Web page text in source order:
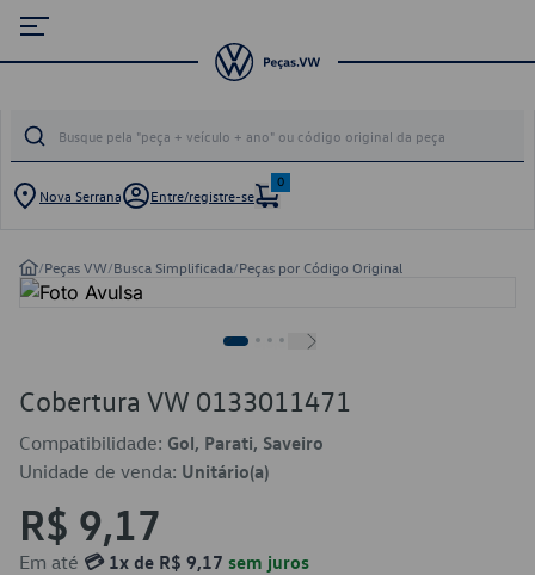
Nova Serrana Entre/registre-se
0
/Peças VW/Busca Simplificada/Peças por Código Original
Cobertura VW 0133011471
Compatibilidade: Gol, Parati, Saveiro
Unidade de venda: Unitário(a)
R$ 9,17
Em até 💳 1x de R$ 9,17 sem juros